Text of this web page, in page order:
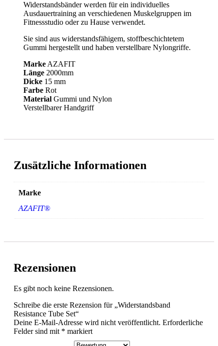
Widerstandsbänder werden für ein individuelles
Ausdauertraining an verschiedenen Muskelgruppen im
Fitnessstudio oder zu Hause verwendet.
Sie sind aus widerstandsfähigem, stoffbeschichtetem
Gummi hergestellt und haben verstellbare Nylongriffe.
Marke AZAFIT
Länge 2000mm
Dicke 15 mm
Farbe Rot
Material Gummi und Nylon
Verstellbarer Handgriff
Zusätzliche Informationen
Marke
AZAFIT®
Rezensionen
Es gibt noch keine Rezensionen.
Schreibe die erste Rezension für „Widerstandsband
Resistance Tube Set“
Deine E-Mail-Adresse wird nicht veröffentlicht. Erforderliche
Felder sind mit * markiert